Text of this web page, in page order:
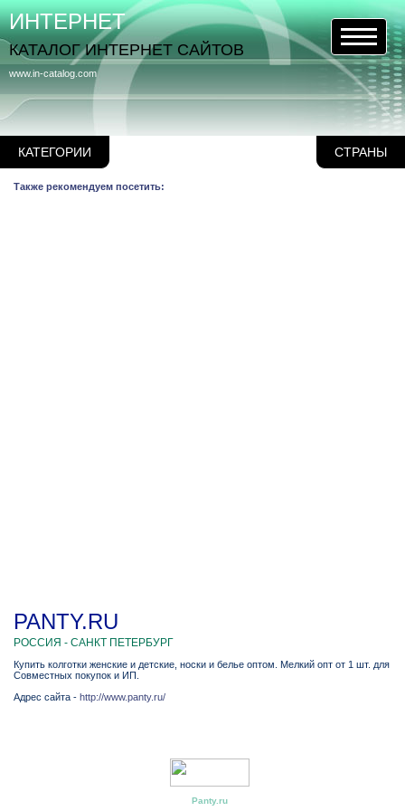
КАТЕГОРИИ СТРАНЫ
www.in-catalog.com
ИНТЕРНЕТ
КАТАЛОГ ИНТЕРНЕТ САЙТОВ
Также рекомендуем посетить:
PANTY.RU
РОССИЯ - САНКТ ПЕТЕРБУРГ
Купить колготки женские и детские, носки и белье оптом. Мелкий опт от 1 шт. для
Совместных покупок и ИП.
Адрес сайта - http://www.panty.ru/
Panty.ru